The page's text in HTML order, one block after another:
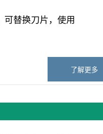
可替换刀片，使用
了解更多